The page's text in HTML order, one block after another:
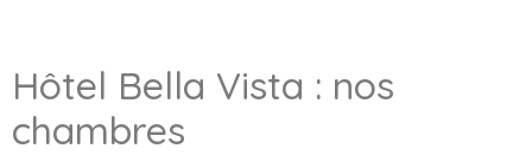
Hôtel Bella Vista : nos
chambres